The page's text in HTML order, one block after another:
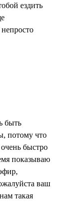
ездить
быть
потому что
быстро
показываю
ваш
такая